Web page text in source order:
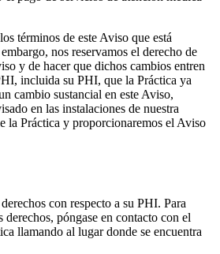
términos de este Aviso que está
nos reservamos el derecho de
y de hacer que dichos cambios entren
incluida su PHI, que la Práctica ya
cambio sustancial en este Aviso,
en las instalaciones de nuestra
la Práctica y proporcionaremos el Aviso
con respecto a su PHI. Para
derechos, póngase en contacto con el
llamando al lugar donde se encuentra